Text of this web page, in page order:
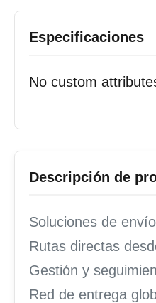
Especificaciones
No custom
Descripción de
Soluciones de
Rutas directas
Gestión y
Red de entrega